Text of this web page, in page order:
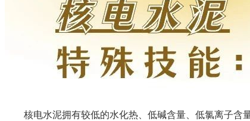
核电水泥拥有较低的水化热、低碱含量、低氯离子含量